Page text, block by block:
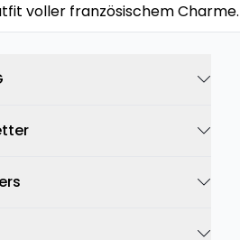
voller französischem Charme.